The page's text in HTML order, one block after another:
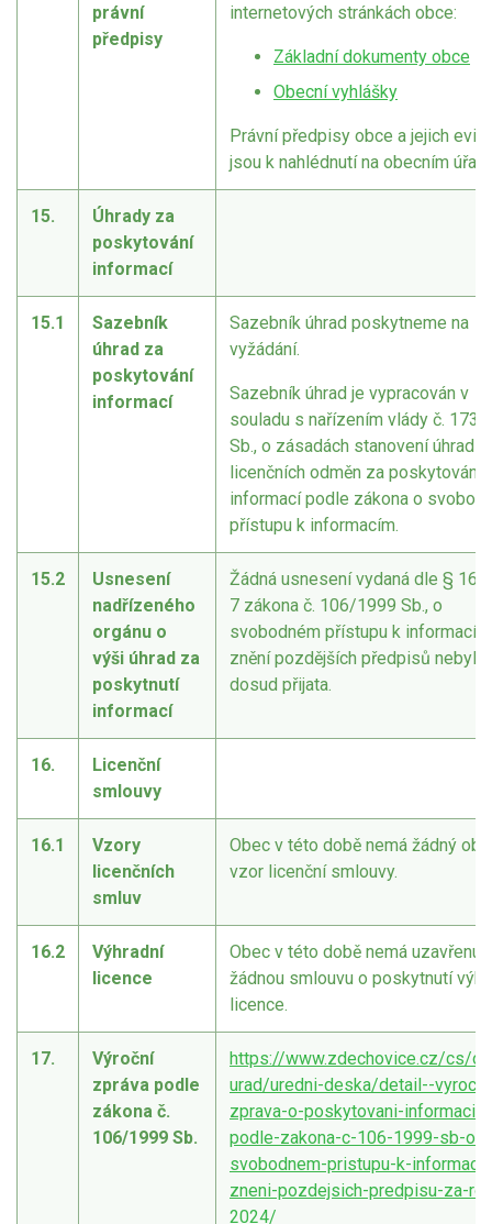
právní
předpisy
internetových stránkách obce:
Základní dokumenty obce
Obecní vyhlášky
Právní předpisy obce a jejich
jsou k nahlédnutí na obecním
15.
Úhrady za
poskytování
informací
15.1
Sazebník
úhrad za
poskytování
informací
Sazebník úhrad poskytneme na
vyžádání.
Sazebník úhrad je vypracován v
souladu s nařízením vlády č. 173/
Sb., o zásadách stanovení úhrad a
licenčních odměn za poskytování
informací podle zákona o
přístupu k informacím.
15.2
Usnesení
nadřízeného
orgánu o
výši úhrad za
poskytnutí
informací
Žádná usnesení vydaná dle § 16a
7 zákona č. 106/1999 Sb., o
svobodném přístupu k
znění pozdějších předpisů nebyla
dosud přijata.
16.
Licenční
smlouvy
16.1
Vzory
licenčních
smluv
Obec v této době nemá žádný
vzor licenční smlouvy.
16.2
Výhradní
licence
Obec v této době nemá uzavřenu
žádnou smlouvu o poskytnutí
licence.
17.
Výroční
zpráva podle
zákona č.
106/1999 Sb.
https://www.zdechovice.cz/cs/
urad/uredni-deska/detail--
zprava-o-poskytovani-informaci-
podle-zakona-c-106-1999-sb-o-
svobodnem-pristupu-k-
zneni-pozdejsich-predpisu-za-
2024/